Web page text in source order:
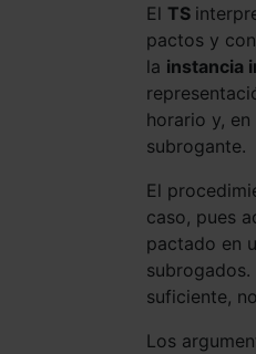
El TS
pactos y
la instancia
horario y,
subrogante.
El
caso, pues
pactado en
suficiente,
Los